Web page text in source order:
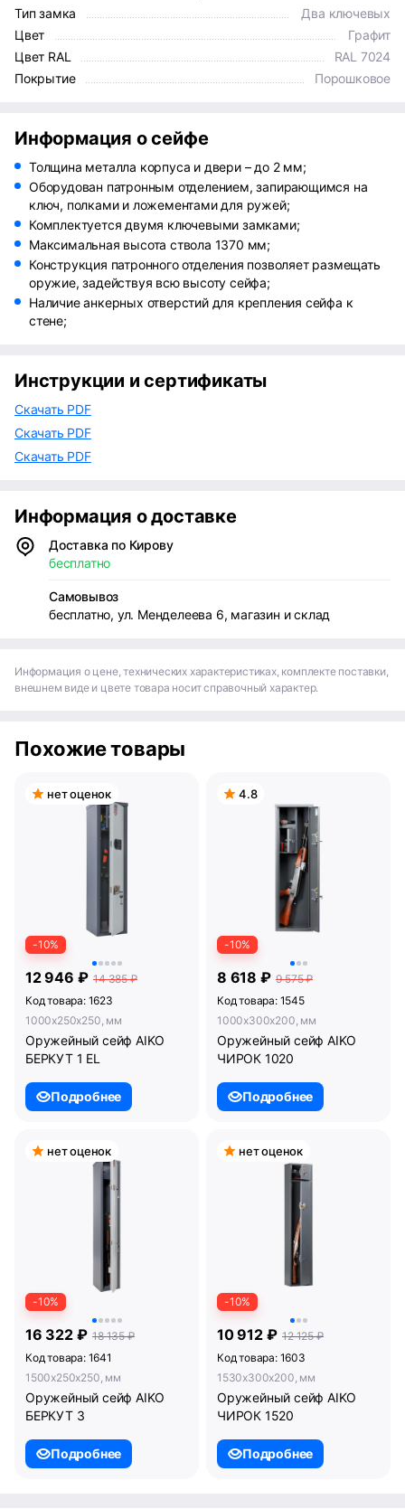
Тип замка
Два ключевых
Цвет
Графит
Цвет RAL
RAL 7024
Покрытие
Порошковое
Информация о сейфе
Толщина металла корпуса и двери – до 2 мм;
Оборудован патронным отделением, запирающимся на
ключ, полками и ложементами для ружей;
Комплектуется двумя ключевыми замками;
Максимальная высота ствола 1370 мм;
Конструкция патронного отделения позволяет размещать
оружие, задействуя всю высоту сейфа;
Наличие анкерных отверстий для крепления сейфа к
стене;
Инструкции и сертификаты
Скачать PDF
Скачать PDF
Скачать PDF
Информация о доставке
Доставка по Кирову
бесплатно
Самовывоз
бесплатно, ул. Менделеева 6, магазин и склад
Информация о цене, технических характеристиках, комплекте поставки,
внешнем виде и цвете товара носит справочный характер.
Похожие товары
нет оценок
-10%
12 946 ₽ 14 385 ₽
Код товара: 1623
1000x250x250, мм
Оружейный сейф AIKO
БЕРКУТ 1 EL
Подробнее
4.8
-10%
8 618 ₽ 9 575 ₽
Код товара: 1545
1000x300x200, мм
Оружейный сейф AIKO
ЧИРОК 1020
Подробнее
нет оценок
-10%
16 322 ₽ 18 135 ₽
Код товара: 1641
1500x250x250, мм
Оружейный сейф AIKO
БЕРКУТ 3
Подробнее
нет оценок
-10%
10 912 ₽ 12 125 ₽
Код товара: 1603
1530x300x200, мм
Оружейный сейф AIKO
ЧИРОК 1520
Подробнее